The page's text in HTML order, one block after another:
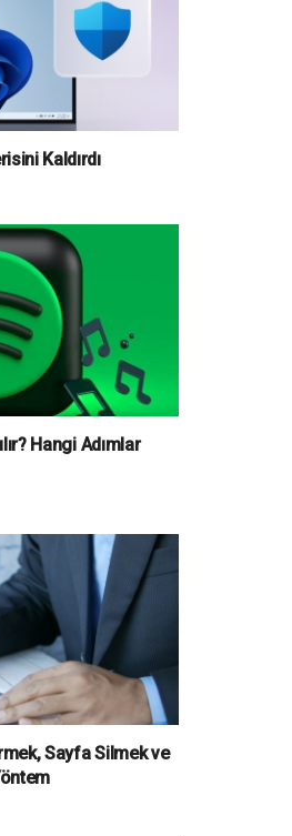
Kaldırdı
Hangi Adımlar
Sayfa Silmek ve